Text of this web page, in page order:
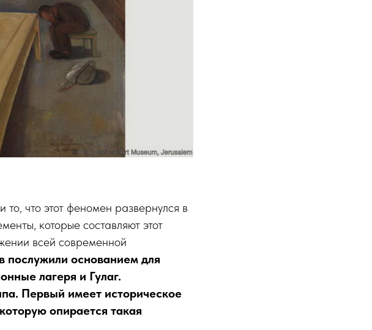
то, что этот феномен развернулся в
которые составляют этот
всей современной
послужили основанием для
лагеря и Гулаг.
Первый имеет историческое
опирается такая